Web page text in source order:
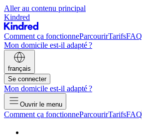
Aller au contenu principal
Kindred
Comment ça fonctionneParcourirTarifsFAQ
Mon domicile est-il adapté ?
français
Se connecter
Mon domicile est-il adapté ?
Ouvrir le menu
Comment ça fonctionneParcourirTarifsFAQ